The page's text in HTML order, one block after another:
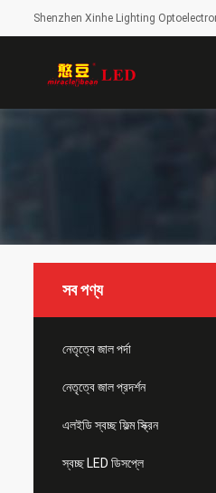
Shenzhen Xinhe Lighting
সব পণ্য
নেতৃত্বে জাল পর্দা
নেতৃত্বে জাল প্রদর্শন
এলইডি স্বচ্ছ ফিল্ম স্ক্রিন
স্বচ্ছ LED ডিসপ্লে